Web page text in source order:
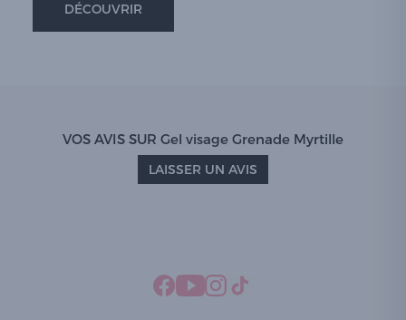
DÉCOUVRIR
VOS AVIS SUR Gel visage Grenade Myrtille
LAISSER UN AVIS